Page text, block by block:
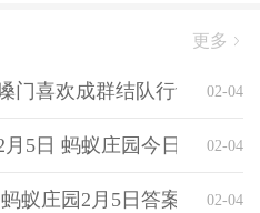
更多
门喜欢成群结队行动 神奇
02-04
5日 蚂蚁庄园今日课堂答
02-04
蚁庄园2月5日答案最新02-04